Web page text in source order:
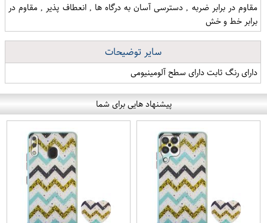
مقاوم در برابر ضربه , دسترسی آسان به درگاه ها , انعطاف پذیر , مقاوم در
برابر خط و خش
سایر توضیحات
دارای رنگ ثابت دارای سطح آلومینیومی
پیشنهاد هایی برای شما